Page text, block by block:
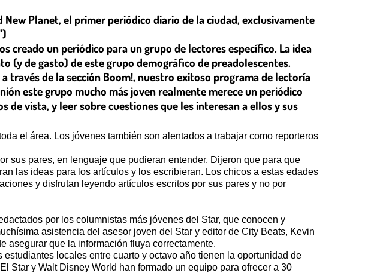
Planet, el primer periódico diario de la ciudad, exclusivamente
creado un periódico para un grupo de lectores específico. La idea
(y de gasto) de este grupo demográfico de preadolescentes.
través de la sección Boom!, nuestro exitoso programa de lectoría
este grupo mucho más joven realmente merece un periódico
vista, y leer sobre cuestiones que les interesan a ellos y sus
el área. Los jóvenes también son alentados a trabajar como reporteros
sus pares, en lenguaje que pudieran entender. Dijeron que para que
las ideas para los artículos y los escribieran. Los chicos a estas edades
y disfrutan leyendo artículos escritos por sus pares y no por
por los columnistas más jóvenes del Star, que conocen y
asistencia del asesor joven del Star y editor de City Beats, Kevin
asegurar que la información fluya correctamente.
locales entre cuarto y octavo año tienen la oportunidad de
Star y Walt Disney World han formado un equipo para ofrecer a 30